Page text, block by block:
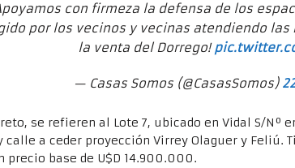
con firmeza la defensa de los
por los vecinos y vecinas atendiendo las
la venta del Dorrego!
— Casas Somos (@CasasSomos)
se refieren al Lote 7, ubicado en Vidal S/Nº
calle a ceder proyección Virrey Olaguer y Feliú.
precio base de U$D 14.900.000.